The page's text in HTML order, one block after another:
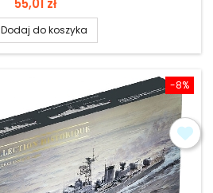
55,01 zł
Dodaj do koszyka
-8%